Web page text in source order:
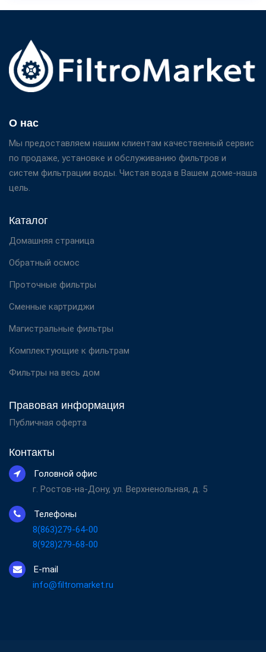
О нас
Мы предоставляем нашим клиентам качественный сервис
по продаже, установке и обслуживанию фильтров и
систем фильтрации воды. Чистая вода в Вашем доме-наша
цель.
Каталог
Домашняя страница
Обратный осмос
Проточные фильтры
Сменные картриджи
Магистральные фильтры
Комплектующие к фильтрам
Фильтры на весь дом
Правовая информация
Публичная оферта
Контакты
Головной офис
г. Ростов-на-Дону, ул. Верхненольная, д. 5
Телефоны
8(863)279-64-00
8(928)279-68-00
E-mail
info@filtromarket.ru